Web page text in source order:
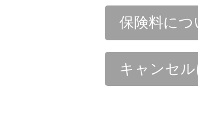
保険料につ
キャンセ